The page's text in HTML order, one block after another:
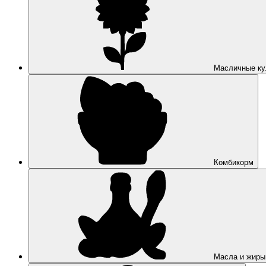
Масличные
Комбикорм
Масла и жиры